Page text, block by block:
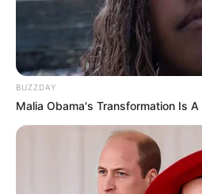
BUZZDAY
Malia Obama's Transformation Is A